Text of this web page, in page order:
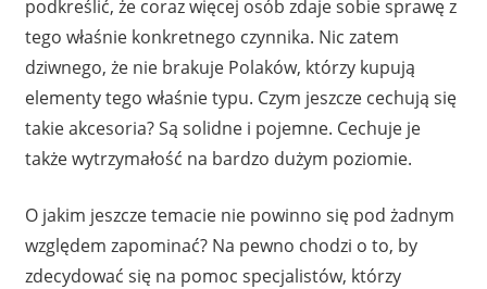
podkreślić, że coraz więcej osób zdaje sobie sprawę z
tego właśnie konkretnego czynnika. Nic zatem
dziwnego, że nie brakuje Polaków, którzy kupują
elementy tego właśnie typu. Czym jeszcze cechują się
takie akcesoria? Są solidne i pojemne. Cechuje je
także wytrzymałość na bardzo dużym poziomie.
O jakim jeszcze temacie nie powinno się pod żadnym
względem zapominać? Na pewno chodzi o to, by
zdecydować się na pomoc specjalistów, którzy